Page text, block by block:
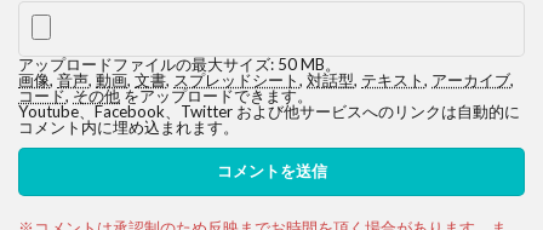
アップロードファイルの最大サイズ: 50 MB。
画像, 音声, 動画, 文書, スプレッドシート, 対話型, テキスト, アーカイブ,
コード,その他をアップロードできます。
Youtube、Facebook、Twitter および他サービスへのリンクは自動的に
コメント内に埋め込まれます。